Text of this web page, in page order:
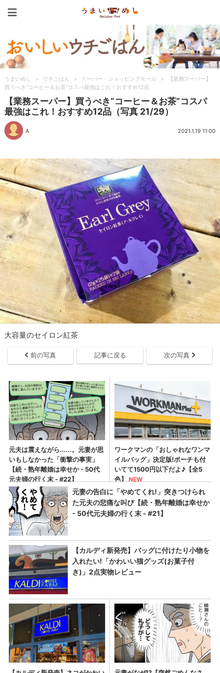
うまいめし > ウチごはん > スーパー・ショッピングモール >
【業務スーパー】
買うべき“コーヒー＆お茶”コスパ最強はこれ！おすすめ12品
【業務スーパー】買うべき“コーヒー＆お茶”コスパ
最強はこれ！おすすめ12品（写真 21/29）
A 2021.1.19 11:00
大容量のセイロン紅茶
前の写真 記事に戻る 次の写真